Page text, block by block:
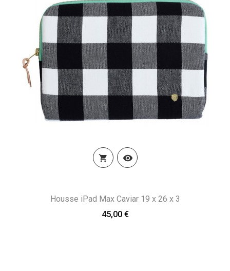
 
Housse iPad Max Caviar 19 x 26 x 3
45,00 €